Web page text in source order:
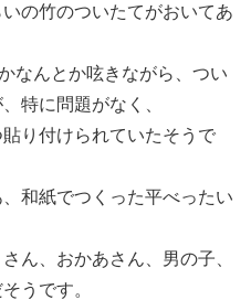
の竹のついたてがおいてあ
なんとか呟きながら、つい
特に問題がなく、
り付けられていたそうで
和紙でつくった平べったい
ん、おかあさん、男の子、
うです。